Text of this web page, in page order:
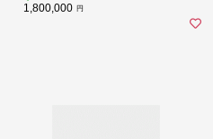
1,800,000 円